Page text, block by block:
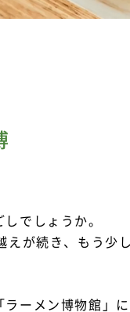
でしょうか。
が続き、もう少
ーメン博物館」に